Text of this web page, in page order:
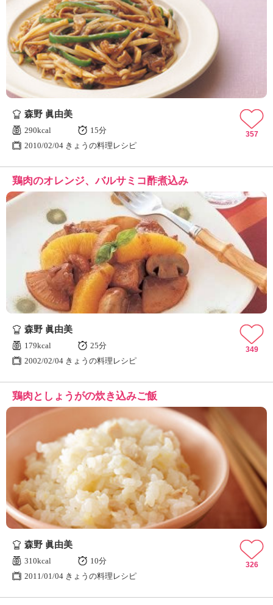
森野 眞由美
290kcal
15分
2010/02/04 きょうの料理レシピ
357
鶏肉のオレンジ、バルサミコ酢煮込み
森野 眞由美
179kcal
25分
2002/02/04 きょうの料理レシピ
349
鶏肉としょうがの炊き込みご飯
森野 眞由美
310kcal
10分
2011/01/04 きょうの料理レシピ
326